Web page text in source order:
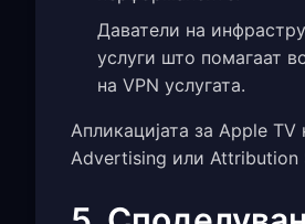
Даватели на
услуги што помагаат
на VPN услугата.
Апликацијата за Apple TV
Advertising или Attribution